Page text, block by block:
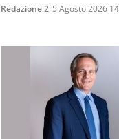
Redazione 2 5 Agosto 2026